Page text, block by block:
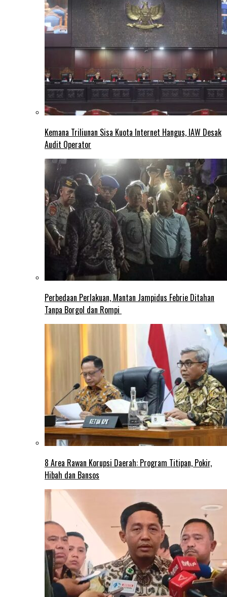
Kemana Triliunan Sisa Kuota Internet Hangus, IAW Desak
Audit Operator
Perbedaan Perlakuan, Mantan Jampidus Febrie Ditahan
Tanpa Borgol dan Rompi
8 Area Rawan Korupsi Daerah: Program Titipan, Pokir,
Hibah dan Bansos